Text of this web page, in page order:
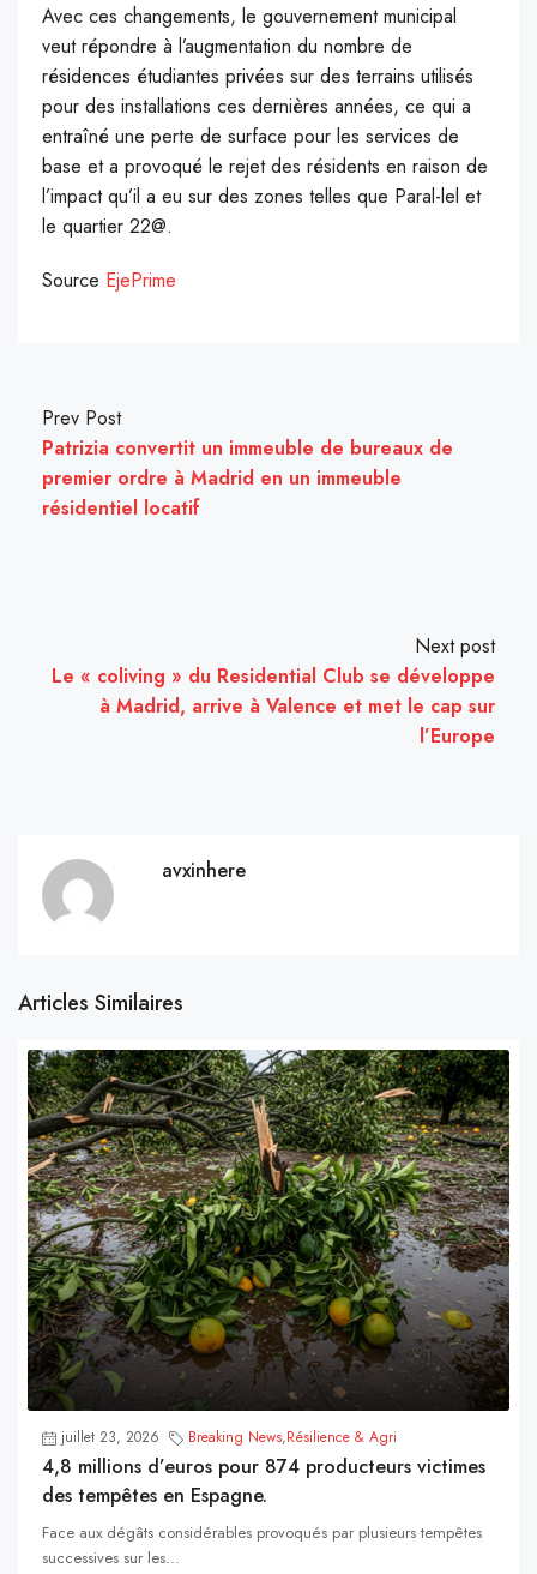
Avec ces changements, le gouvernement municipal
veut répondre à l’augmentation du nombre de
résidences étudiantes privées sur des terrains utilisés
pour des installations ces dernières années, ce qui a
entraîné une perte de surface pour les services de
base et a provoqué le rejet des résidents en raison de
l’impact qu’il a eu sur des zones telles que Paral-lel et
le quartier 22@.
Source EjePrime
Prev Post
Patrizia convertit un immeuble de bureaux de
premier ordre à Madrid en un immeuble
résidentiel locatif
Next post
Le « coliving » du Residential Club se développe
à Madrid, arrive à Valence et met le cap sur
l’Europe
avxinhere
Articles Similaires
juillet 23, 2026 Breaking News,Résilience & Agri
4,8 millions d’euros pour 874 producteurs victimes
des tempêtes en Espagne.
Face aux dégâts considérables provoqués par plusieurs tempêtes
successives sur les...